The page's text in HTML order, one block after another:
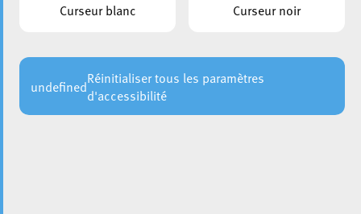
Curseur blanc
Curseur noir
undefinedRéinitialiser tous les paramètres
d'accessibilité